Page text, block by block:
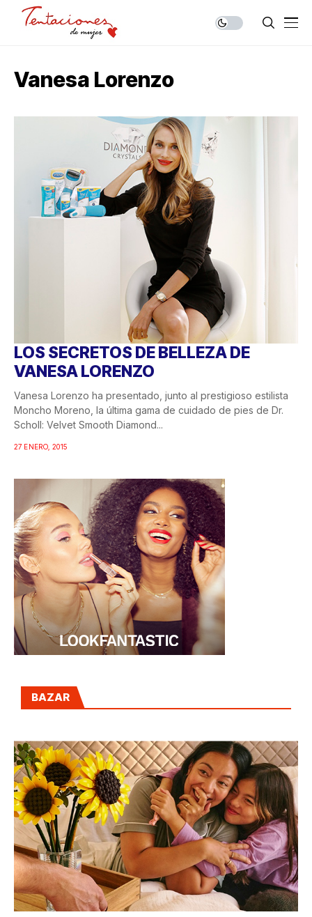
Vanesa Lorenzo
LOS SECRETOS DE BELLEZA DE
VANESA LORENZO
Vanesa Lorenzo ha presentado, junto al prestigioso estilista
Moncho Moreno, la última gama de cuidado de pies de Dr.
Scholl: Velvet Smooth Diamond...
27 ENERO, 2015
BAZAR